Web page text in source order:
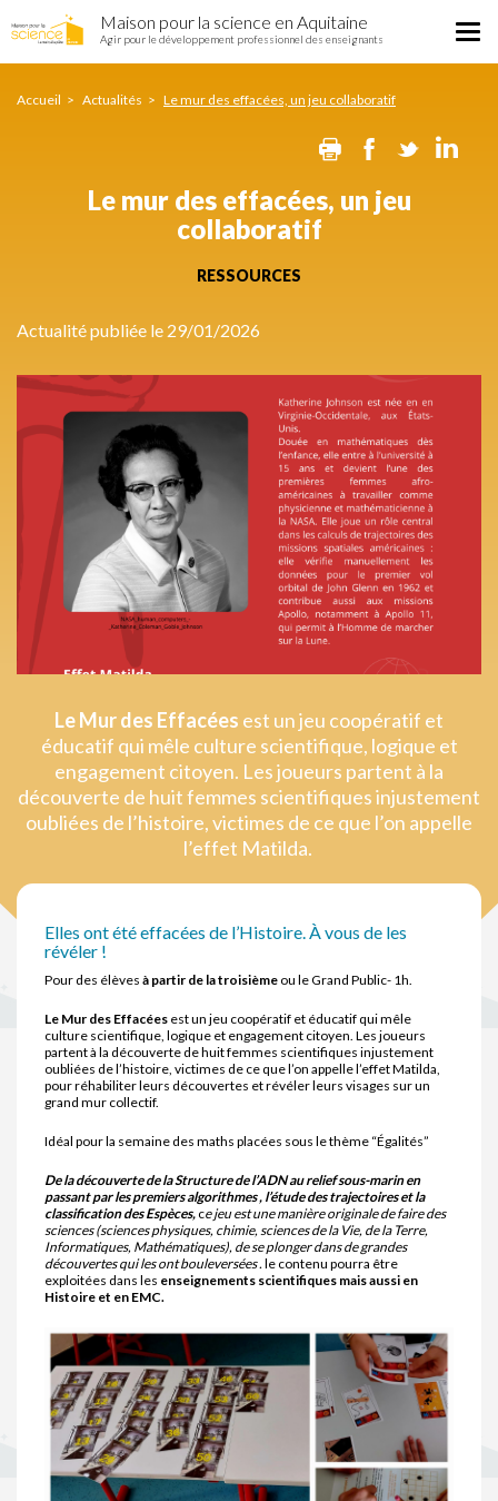
mur
au
Maison pour la science en Aquitaine
Agir pour le développement professionnel des enseignants
Accueil Actualités Le mur des effacées, un jeu collaboratif
PrintFacebook
Le mur des effacées, un jeu
collaboratif
RESSOURCES
Actualité publiée le 29/01/2026
Le Mur des Effacées est un jeu coopératif et
éducatif qui mêle culture scientifique, logique et
engagement citoyen. Les joueurs partent à la
découverte de huit femmes scientifiques injustement
oubliées de l’histoire, victimes de ce que l’on appelle
l’effet Matilda.
Elles ont été effacées de l’Histoire. À vous de les
révéler !
Pour des élèves à partir de la troisième ou le Grand Public- 1h.
Le Mur des Effacées est un jeu coopératif et éducatif qui mêle
culture scientifique, logique et engagement citoyen. Les joueurs
partent à la découverte de huit femmes scientifiques injustement
oubliées de l’histoire, victimes de ce que l’on appelle l’effet Matilda,
pour réhabiliter leurs découvertes et révéler leurs visages sur un
grand mur collectif.
Idéal pour la semaine des maths placées sous le thème “Égalités”
De la découverte de la Structure de l’ADN au relief sous-marin en
passant par les premiers algorithmes , l’étude des trajectoires et la
classification des Espèces, ce jeu est une manière originale de faire des
sciences (sciences physiques, chimie, sciences de la Vie, de la Terre,
Informatiques, Mathématiques), de se plonger dans de grandes
découvertes qui les ont bouleversées .le contenu pourra être
exploitées dans les enseignements scientifiques mais aussi en
Histoire et en EMC.